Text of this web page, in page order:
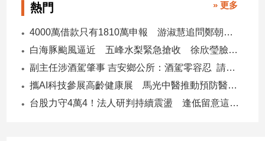
熱門 » 更多
4000萬借款只有1810萬申報 游淑慧追問鄭朝方：2190萬差額去哪了
白海豚颱風逼近 五峰水梨緊急搶收 徐欣瑩臉書急呼「搶救五峰水梨」
副主任涉酒駕肇事 吉安鄉公所：酒駕零容忍 請辭獲准
攜AI科技參展高齡健康展 馬光中醫推動預防醫學迎接長壽新經濟
台股力守4萬4！法人研判持續震盪 逢低留意這些族群